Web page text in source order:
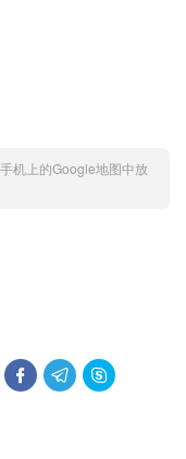
机上的Google地图中放
  